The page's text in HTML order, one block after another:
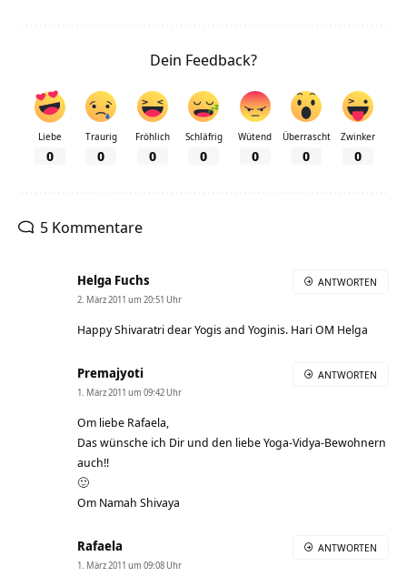
Dein Feedback?
Liebe
0
Traurig
0
Fröhlich
0
Schläfrig
0
Wütend
0
Überrascht
0
Zwinker
0
5 Kommentare
Helga Fuchs
2. März 2011 um 20:51 Uhr
Happy Shivaratri dear Yogis and Yoginis. Hari OM Helga
ANTWORTEN
Premajyoti
1. März 2011 um 09:42 Uhr
Om liebe Rafaela,
Das wünsche ich Dir und den liebe Yoga-Vidya-Bewohnern
auch!!
🙂
Om Namah Shivaya
ANTWORTEN
Rafaela
1. März 2011 um 09:08 Uhr
ANTWORTEN